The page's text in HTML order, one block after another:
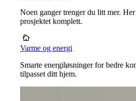
Noen ganger trenger du litt mer.
prosjektet komplett.
Varme og energi
Smarte energiløsninger for bedre
tilpasset ditt hjem.